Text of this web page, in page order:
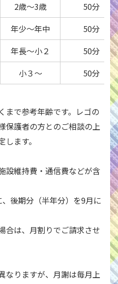
2歳〜3歳
50分
年少〜年中
50分
年長〜小２
50分
小３〜 50分
まで参考年齢です。レゴの
保護者の方とのご相談の上
ます。
設維持費・通信費などが含
後期分（半年分）を9月に
合は、月割りでご請求させ
なりますが、月謝は毎月上